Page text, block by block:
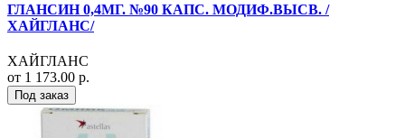
ГЛАНСИН 0,4МГ. №90 КАПС. МОДИФ.ВЫСВ. /
ХАЙГЛАНС/
ХАЙГЛАНС
от 1 173.00 р.
Под заказ